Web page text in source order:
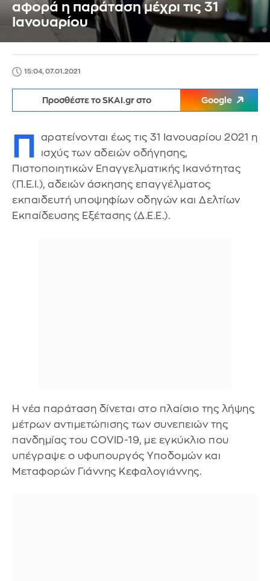
αφορά η παράταση μέχρι τις 31
Ιανουαρίου
15:04, 07.01.2021
Προσθέστε το SKAI.gr στο Google
Π
αρατείνονται έως τις 31 Ιανουαρίου 2021 η
ισχύς των αδειών οδήγησης,
Πιστοποιητικών Επαγγελματικής Ικανότητας
(Π.Ε.Ι.), αδειών άσκησης επαγγέλματος
εκπαιδευτή υποψηφίων οδηγών και Δελτίων
Εκπαίδευσης Εξέτασης (Δ.Ε.Ε.).
Η νέα παράταση δίνεται στο πλαίσιο της λήψης
μέτρων αντιμετώπισης των συνεπειών της
πανδημίας του CΟVID-19, με εγκύκλιο που
υπέγραψε ο υφυπουργός Υποδομών και
Μεταφορών Γιάννης Κεφαλογιάννης.